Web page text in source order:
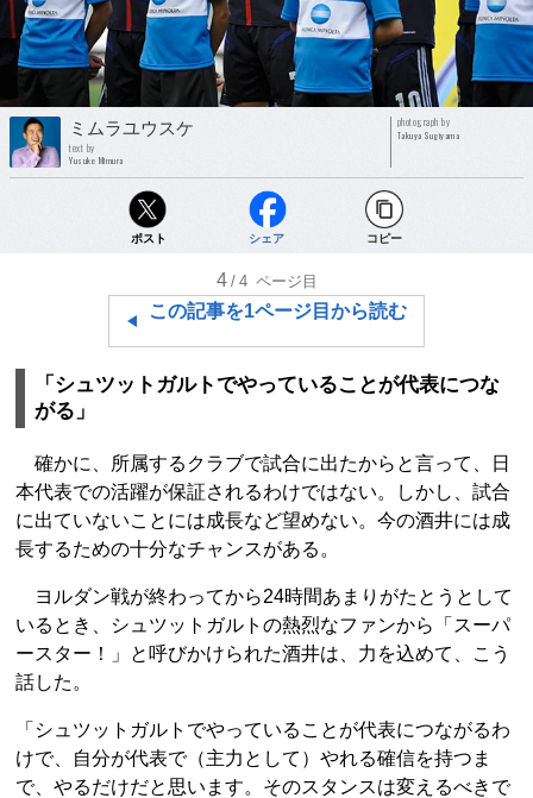
ミムラユウスケ
text by
Yusuke Mimura
photograph by
Takuya Sugiyama
ポスト シェア コピー
4 /4 ページ目
この記事を1ページ目から読む
「シュツットガルトでやっていることが代表につな
がる」
確かに、所属するクラブで試合に出たからと言って、日
本代表での活躍が保証されるわけではない。しかし、試合
に出ていないことには成長など望めない。今の酒井には成
長するための十分なチャンスがある。
ヨルダン戦が終わってから24時間あまりがたとうとして
いるとき、シュツットガルトの熱烈なファンから「スーパ
ースター！」と呼びかけられた酒井は、力を込めて、こう
話した。
「シュツットガルトでやっていることが代表につながるわ
けで、自分が代表で（主力として）やれる確信を持つま
で、やるだけだと思います。そのスタンスは変えるべきで